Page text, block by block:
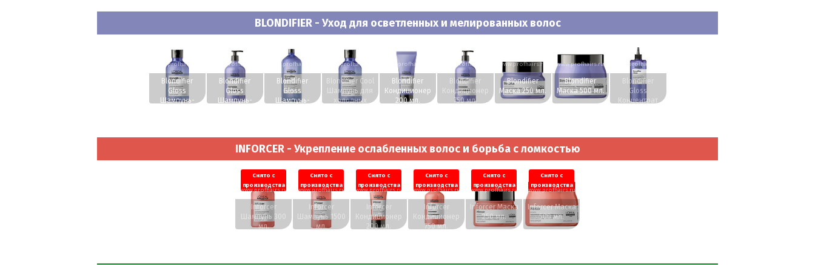
BLONDIFIER - Уход для осветленных и мелированных волос
www.profhairs.ru
Blondifier
Gloss
Шампунь-
www.profhairs.ru
Blondifier
Gloss
Шампунь-
www.profhairs.ru
Blondifier
Gloss
Шампунь-
www.profhairs.ru
Blondifier Cool
Шампунь для
холодных
www.profhairs.ru
Blondifier
Кондиционер
200 мл.
www.profhairs.ru
Blondifier
Кондиционер
750 мл.
www.profhairs.ru
Blondifier
Маска 250 мл.
www.profhairs.ru
Blondifier
Маска 500 мл.
www.profhairs.ru
Blondifier
Gloss
Концентрат
INFORCER - Укрепление ослабленных волос и борьба с ломкостью
Снято с
производства
www.profhairs.ru
Inforcer
Шампунь 300
мл.
Снято с
производства
www.profhairs.ru
Inforcer
Шампунь 1500
мл.
Снято с
производства
www.profhairs.ru
Inforcer
Кондиционер
200 мл.
Снято с
производства
www.profhairs.ru
Inforcer
Кондиционер
750 мл.
Снято с
производства
www.profhairs.ru
Inforcer Маска
250 мл.
Снято с
производства
www.profhairs.ru
Inforcer Маска
500 мл.